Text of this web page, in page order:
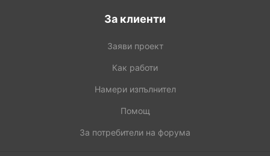
За клиенти
Заяви проект
Как работи
Намери изпълнител
Помощ
За потребители на форума